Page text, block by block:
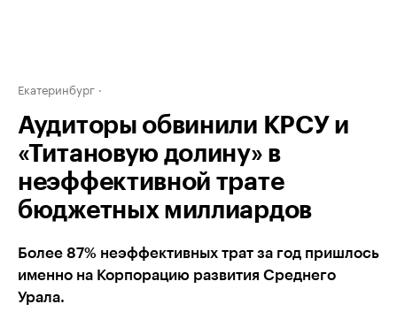
Екатеринбург
Аудиторы обвинили КРСУ и
«Титановую долину» в
неэффективной трате
бюджетных миллиардов
Более 87% неэффективных трат за год пришлось
именно на Корпорацию развития Среднего
Урала.